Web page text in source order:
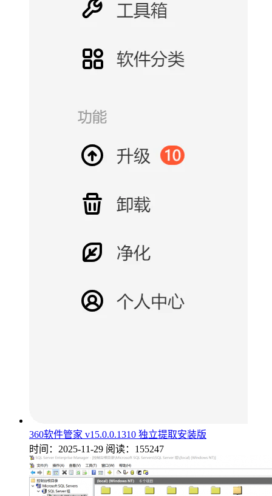
360软件管家 v15.0.0.1310 独立提取安装版
时间：2025-11-29 阅读：155247